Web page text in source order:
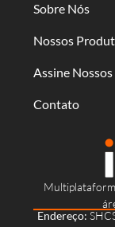
Endereço:
Sobre Nós
Nossos
Assine Nossos
Contato